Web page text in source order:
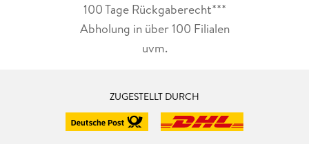
100 Tage Rückgaberecht***
Abholung in über 100 Filialen
uvm.
ZUGESTELLT DURCH